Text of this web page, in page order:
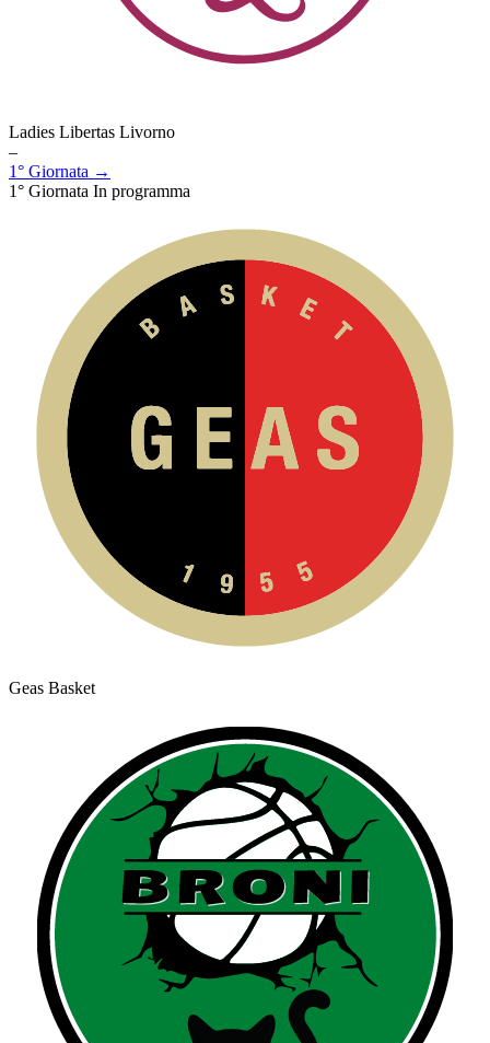
Ladies Libertas Livorno
–
1° Giornata →
1° Giornata In programma
Geas Basket